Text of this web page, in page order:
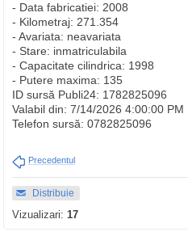
- Data fabricatiei: 2008
- Kilometraj: 271.354
- Avariata: neavariata
- Stare: inmatriculabila
- Capacitate cilindrica: 1998
- Putere maxima: 135
ID sursă Publi24: 1782825096
Valabil din: 7/14/2026 4:00:00 PM
Telefon sursă: 0782825096
Precedentul
Distribuie
Vizualizari: 17